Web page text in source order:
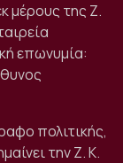
μέρους της Z.
επωνυμία:
πολιτικής,
την Z. K.